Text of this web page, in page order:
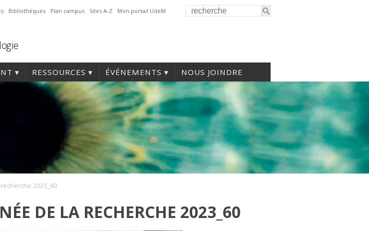
Bibliothèques Plan campus Sites A-Z Mon portail UdeM
RESSOURCES ÉVÉNEMENTS NOUS JOINDRE
2023_60
DE LA RECHERCHE 2023_60